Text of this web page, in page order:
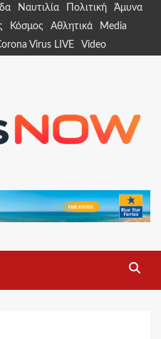
Ναυτιλία Πολιτική
Άμυνα
Κόσμος Αθλητικά
Media
Virus LIVE Video